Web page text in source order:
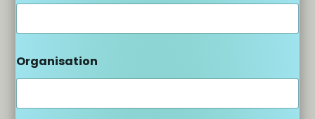
Organisation